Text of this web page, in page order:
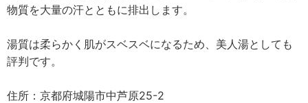
物質を大量の汗とともに排出します。
湯質は柔らかく肌がスベスベになるため、美人湯としても
評判です。
住所：京都府城陽市中芦原25-2